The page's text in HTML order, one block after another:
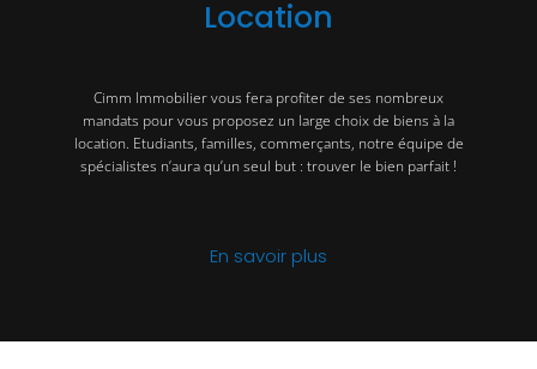
Location
Cimm Immobilier vous fera profiter de ses nombreux
mandats pour vous proposez un large choix de biens à la
location. Etudiants, familles, commerçants, notre équipe de
spécialistes n’aura qu’un seul but : trouver le bien parfait !
En savoir plus